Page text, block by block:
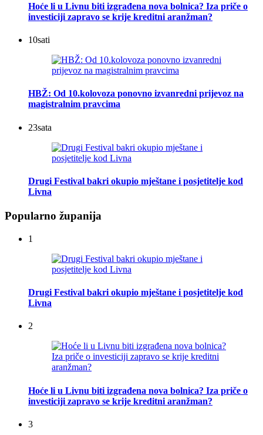
Hoće li u Livnu biti izgrađena nova bolnica? Iza priče o
investiciji zapravo se krije kreditni aranžman?
10sati
HBŽ: Od 10.kolovoza ponovno izvanredni prijevoz na
magistralnim pravcima
23sata
Drugi Festival bakri okupio mještane i posjetitelje kod
Livna
Popularno županija
1
Drugi Festival bakri okupio mještane i posjetitelje kod
Livna
2
Hoće li u Livnu biti izgrađena nova bolnica? Iza priče o
investiciji zapravo se krije kreditni aranžman?
3